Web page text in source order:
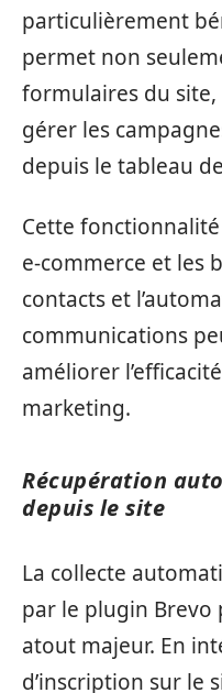
particulièrement
permet non
formulaires du
gérer les
depuis le tableau
Cette
e-commerce et les
contacts et
communications
améliorer
marketing.
Récupération
depuis le site
La collecte
par le plugin Brevo
atout majeur. En
d’inscription sur le